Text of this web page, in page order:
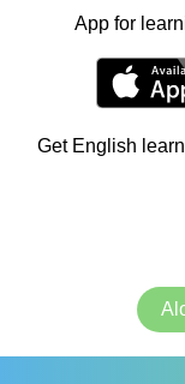
App for
Get English